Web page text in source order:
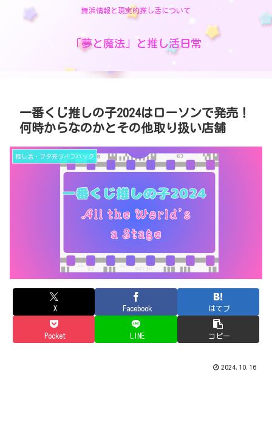
舞浜情報と現実的推し活について
「夢と魔法」と推し活日常
一番くじ推しの子2024はローソンで発売！
何時からなのかとその他取り扱い店舗
推し活・ヲタ充ライフハック
X Facebook はてブ
Pocket LINE コピー
2024.10.16